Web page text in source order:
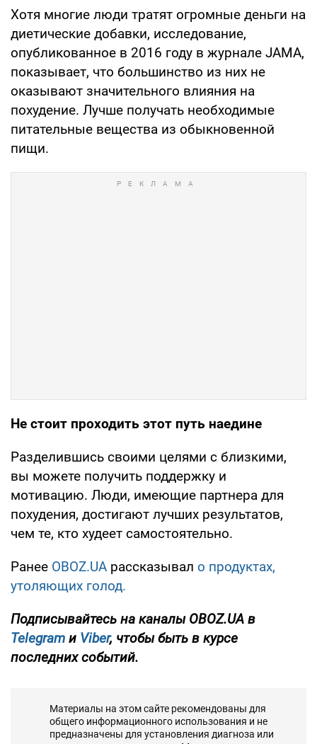
Хотя многие люди тратят огромные деньги на
диетические добавки, исследование,
опубликованное в 2016 году в журнале JAMA,
показывает, что большинство из них не
оказывают значительного влияния на
похудение. Лучше получать необходимые
питательные вещества из обыкновенной
пищи.
Не стоит проходить этот путь наедине
Разделившись своими целями с близкими,
вы можете получить поддержку и
мотивацию. Люди, имеющие партнера для
похудения, достигают лучших результатов,
чем те, кто худеет самостоятельно.
Ранее OBOZ.UA рассказывал о продуктах,
утоляющих голод.
Подписывайтесь на каналы OBOZ.UA в
Telegram и Viber, чтобы быть в курсе
последних событий.
Материалы на этом сайте рекомендованы для
общего информационного использования и не
предназначены для установления диагноза или